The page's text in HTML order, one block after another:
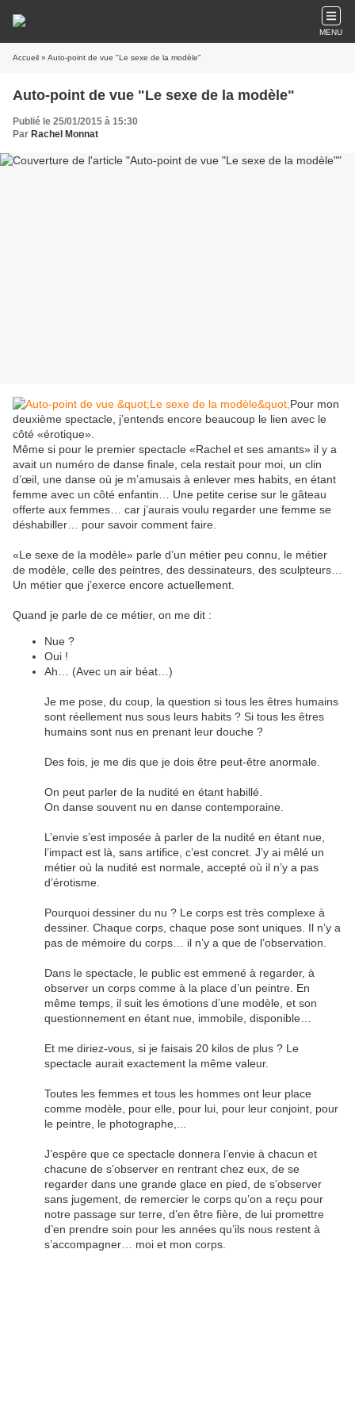
MENU
Accueil » Auto-point de vue "Le sexe de la modèle"
Auto-point de vue "Le sexe de la modèle"
Publié le 25/01/2015 à 15:30
Par Rachel Monnat
Pour mon
deuxième spectacle, j’entends encore beaucoup le lien avec le
côté «érotique».
Même si pour le premier spectacle «Rachel et ses amants» il y a
avait un numéro de danse finale, cela restait pour moi, un clin
d’œil, une danse où je m’amusais à enlever mes habits, en étant
femme avec un côté enfantin… Une petite cerise sur le gâteau
offerte aux femmes… car j’aurais voulu regarder une femme se
déshabiller… pour savoir comment faire.
«Le sexe de la modèle» parle d’un métier peu connu, le métier
de modèle, celle des peintres, des dessinateurs, des sculpteurs…
Un métier que j’exerce encore actuellement.
Quand je parle de ce métier, on me dit :
Nue ?
Oui !
Ah… (Avec un air béat…)
Je me pose, du coup, la question si tous les êtres humains
sont réellement nus sous leurs habits ? Si tous les êtres
humains sont nus en prenant leur douche ?
Des fois, je me dis que je dois être peut-être anormale.
On peut parler de la nudité en étant habillé.
On danse souvent nu en danse contemporaine.
L’envie s’est imposée à parler de la nudité en étant nue,
l’impact est là, sans artifice, c’est concret. J’y ai mêlé un
métier où la nudité est normale, accepté où il n’y a pas
d’érotisme.
Pourquoi dessiner du nu ? Le corps est très complexe à
dessiner. Chaque corps, chaque pose sont uniques. Il n’y a
pas de mémoire du corps… il n’y a que de l’observation.
Dans le spectacle, le public est emmené à regarder, à
observer un corps comme à la place d’un peintre. En
même temps, il suit les émotions d’une modèle, et son
questionnement en étant nue, immobile, disponible…
Et me diriez-vous, si je faisais 20 kilos de plus ? Le
spectacle aurait exactement la même valeur.
Toutes les femmes et tous les hommes ont leur place
comme modèle, pour elle, pour lui, pour leur conjoint, pour
le peintre, le photographe,...
J’espère que ce spectacle donnera l’envie à chacun et
chacune de s’observer en rentrant chez eux, de se
regarder dans une grande glace en pied, de s’observer
sans jugement, de remercier le corps qu’on a reçu pour
notre passage sur terre, d’en être fière, de lui promettre
d’en prendre soin pour les années qu’ils nous restent à
s’accompagner… moi et mon corps.